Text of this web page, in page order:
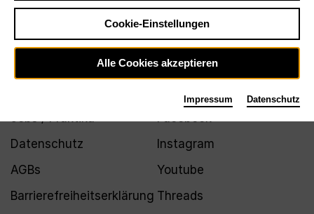
Jobs / Praktika
Datenschutz
AGBs
Barrierefreiheitserklärung
Facebook
Instagram
Youtube
Threads
Cookie-Einstellungen
Alle Cookies akzeptieren
Impressum Datenschutz